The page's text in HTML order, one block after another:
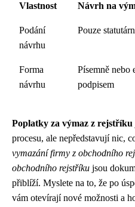
Vlastnost Návrh na
Podání
návrhu
Pouze
Forma
návrhu
Písemně
podpisem
Poplatky za výmaz z rejstříku
procesu, ale nepředstavují nic,
vymazání firmy z obchodního
obchodního rejstříku jsou
přiblíží. Myslete na to, že po
vám otevírají nové možnosti a